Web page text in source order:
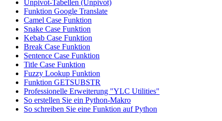
Unpivot-Tabellen (Unpivot)
Funktion Google Translate
Camel Case Funktion
Snake Case Funktion
Kebab Case Funktion
Break Case Funktion
Sentence Case Funktion
Title Case Funktion
Fuzzy Lookup Funktion
Funktion GETSUBSTR
Professionelle Erweiterung "YLC Utilities"
So erstellen Sie ein Python-Makro
So schreiben Sie eine Funktion auf Python